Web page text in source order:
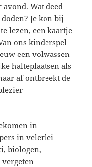
Wat deed
Je kon bij
lezen, een kaartje
ons kinderspel
een volwassen
halteplaatsen als
af ontbreekt de
in
in velerlei
biologen,